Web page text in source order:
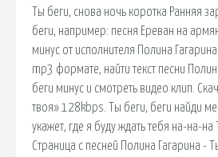
Ты беги, снова ночь коротка Ранняя
беги, например: песня Ереван на
минус от исполнителя Полина
mp3 формате, найти текст песни
беги минус и смотреть видео клип.
твоя» 128kbps. Ты беги, беги найди
укажет, где я буду ждать тебя на-на-
Страница с песней Полина Гагарина -